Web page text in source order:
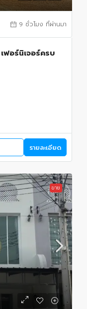
9 ชั่วโมง ที่ผ่านมา
ฟอร์นิเจอร์ครบ
รายละเอียด
ขาย